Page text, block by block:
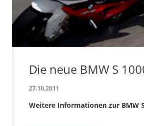
Die neue BMW S
27.10.2011
Weitere Informationen zur BMW